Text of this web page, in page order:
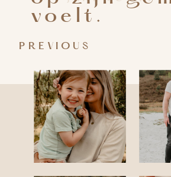
reviews
PREVIOUS
voelt.